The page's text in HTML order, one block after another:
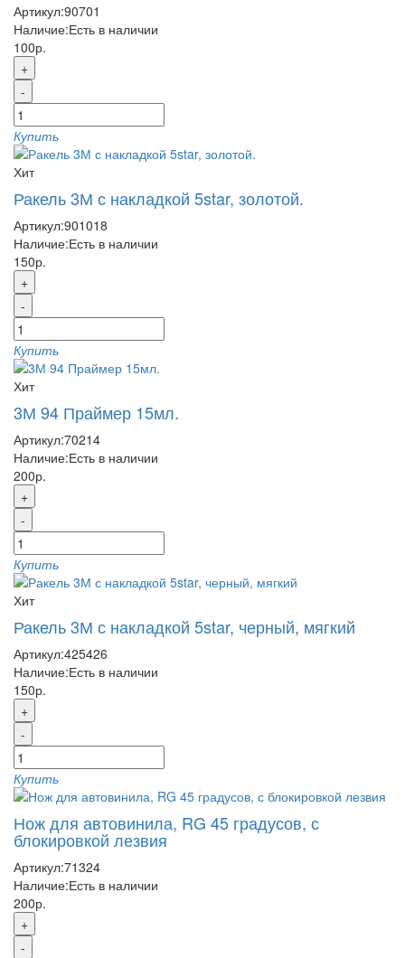
Артикул:90701
Наличие:Есть в наличии
100р.
+
-
Купить
Хит
Ракель 3М с накладкой 5star, золотой.
Артикул:901018
Наличие:Есть в наличии
150р.
+
-
Купить
Хит
3М 94 Праймер 15мл.
Артикул:70214
Наличие:Есть в наличии
200р.
+
-
Купить
Хит
Ракель 3М с накладкой 5star, черный, мягкий
Артикул:425426
Наличие:Есть в наличии
150р.
+
-
Купить
Нож для автовинила, RG 45 градусов, с
блокировкой лезвия
Артикул:71324
Наличие:Есть в наличии
200р.
+
-